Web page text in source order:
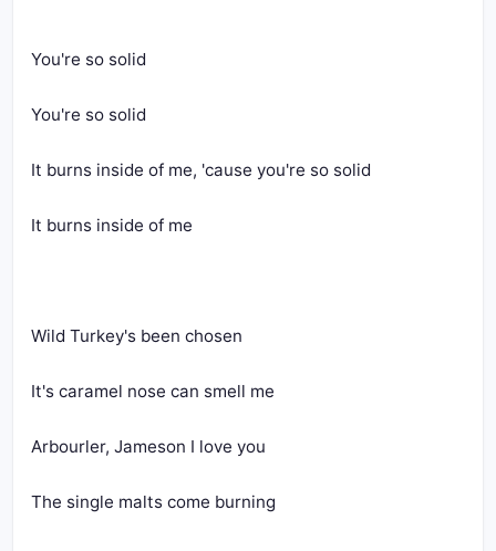
You're so solid
You're so solid
It burns inside of me, 'cause you're so solid
It burns inside of me
Wild Turkey's been chosen
It's caramel nose can smell me
Arbourler, Jameson I love you
The single malts come burning